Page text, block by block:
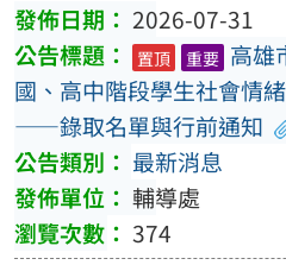
2026-07-31
置頂 重要 高雄
國、高中階段學生社會情
——錄取名單與行前通知
最新消息
輔導處
374